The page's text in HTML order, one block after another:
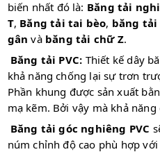
biến nhất đó là: Băng tải
T, Băng tải tai bèo, băng tải
gân và băng tải chữ Z.
Băng tải PVC: Thiết kế dây
khả năng chống lại sự trơn
Phần khung được sản xuất
mạ kẽm. Bởi vậy mà khả
Băng tải góc nghiêng PVC
núm chỉnh độ cao phù hợp